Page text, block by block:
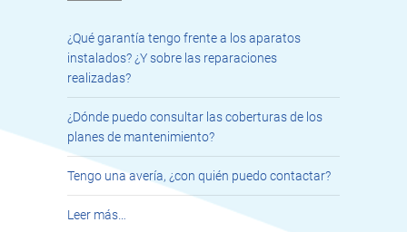
¿Qué garantía tengo frente a los aparatos
instalados? ¿Y sobre las reparaciones
realizadas?
¿Dónde puedo consultar las coberturas de los
planes de mantenimiento?
Tengo una avería, ¿con quién puedo contactar?
Leer más…